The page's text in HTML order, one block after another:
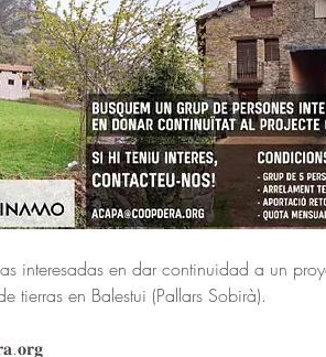
interesadas en dar continuidad a un
tierras en Balestui (Pallars Sobirà).